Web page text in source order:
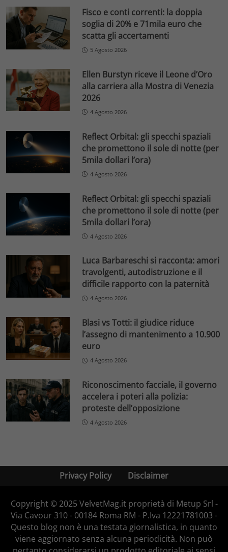
Fisco e conti correnti: la doppia
soglia di 20% e 71mila euro che
scatta gli accertamenti
5 Agosto 2026
Ellen Burstyn riceve il Leone d’Oro
alla carriera alla Mostra di Venezia
2026
4 Agosto 2026
Reflect Orbital: gli specchi spaziali
che promettono il sole di notte (per
5mila dollari l’ora)
4 Agosto 2026
Reflect Orbital: gli specchi spaziali
che promettono il sole di notte (per
5mila dollari l’ora)
4 Agosto 2026
Luca Barbareschi si racconta: amori
travolgenti, autodistruzione e il
difficile rapporto con la paternità
4 Agosto 2026
Blasi vs Totti: il giudice riduce
l’assegno di mantenimento a 10.900
euro
4 Agosto 2026
Riconoscimento facciale, il governo
accelera i poteri alla polizia:
proteste dell’opposizione
4 Agosto 2026
Privacy Policy Disclaimer
Copyright © 2025 VelvetMag.it proprietà di Metup Srl -
Via Cavour 310 - 00184 Roma RM - P.Iva 12221781003 -
Questo blog non è una testata giornalistica, in quanto
viene aggiornato senza alcuna periodicità. Non può